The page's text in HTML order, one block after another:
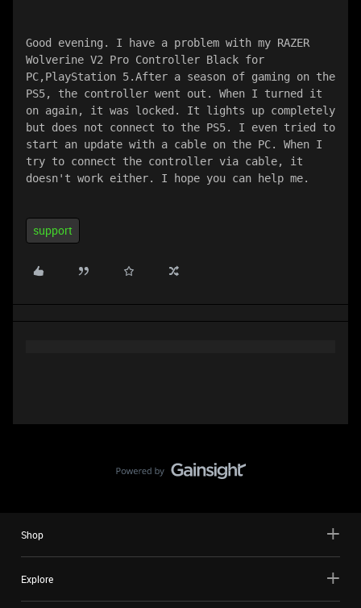
Good evening. I have a problem with my RAZER
Wolverine V2 Pro Controller Black for
PC,PlayStation 5.After a season of gaming on the
PS5, the controller went out. When I turned it
on again, it was locked. It lights up completely
but does not connect to the PS5. I even tried to
start an update with a cable on the PC. When I
try to connect the controller via cable, it
doesn't work either. I hope you can help me.
support
Shop
Explore